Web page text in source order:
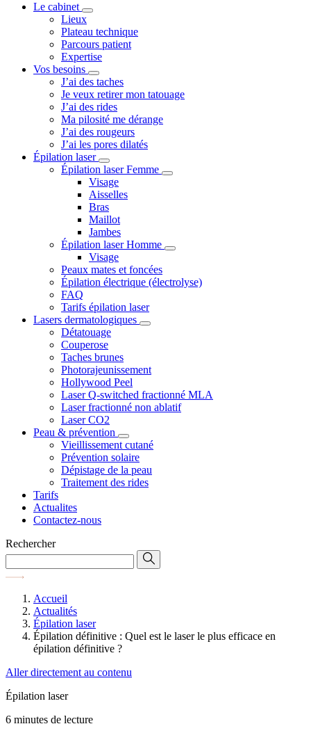
Le cabinet
Lieux
Plateau technique
Parcours patient
Expertise
Vos besoins
J’ai des taches
Je veux retirer mon tatouage
J’ai des rides
Ma pilosité me dérange
J’ai des rougeurs
J’ai les pores dilatés
Épilation laser
Épilation laser Femme
Visage
Aisselles
Bras
Maillot
Jambes
Épilation laser Homme
Visage
Peaux mates et foncées
Épilation électrique (électrolyse)
FAQ
Tarifs épilation laser
Lasers dermatologiques
Détatouage
Couperose
Taches brunes
Photorajeunissement
Hollywood Peel
Laser Q-switched fractionné MLA
Laser fractionné non ablatif
Laser CO2
Peau & prévention
Vieillissement cutané
Prévention solaire
Dépistage de la peau
Traitement des rides
Tarifs
Actualites
Contactez-nous
Rechercher
Accueil
Actualités
Épilation laser
Épilation définitive : Quel est le laser le plus efficace en
épilation définitive ?
Aller directement au contenu
Épilation laser
6 minutes de lecture